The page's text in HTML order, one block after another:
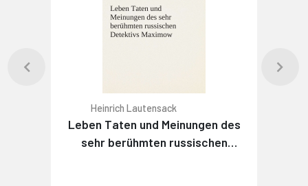
Heinrich Lautensack
Leben Taten und Meinungen des
sehr berühmten russischen